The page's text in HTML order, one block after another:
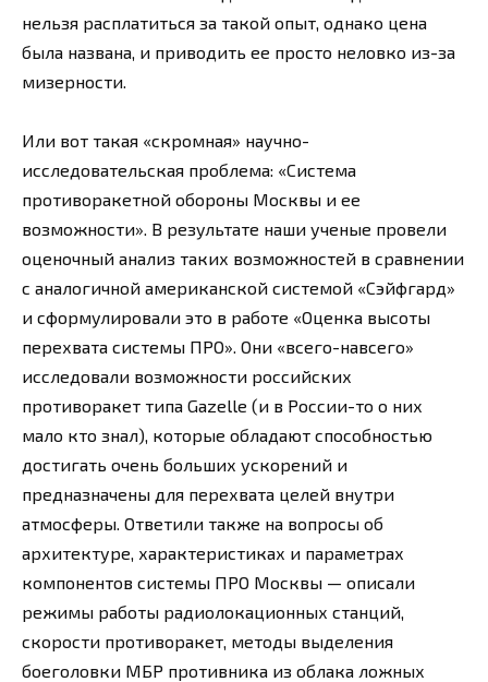
нельзя расплатиться за такой опыт, однако цена
была названа, и приводить ее просто неловко из-за
мизерности.
Или вот такая «скромная» научно-
исследовательская проблема: «Система
противоракетной обороны Москвы и ее
возможности». В результате наши ученые провели
оценочный анализ таких возможностей в сравнении
с аналогичной американской системой «Сэйфгард»
и сформулировали это в работе «Оценка высоты
перехвата системы ПРО». Они «всего-навсего»
исследовали возможности российских
противоракет типа Gazelle (и в России-то о них
мало кто знал), которые обладают способностью
достигать очень больших ускорений и
предназначены для перехвата целей внутри
атмосферы. Ответили также на вопросы об
архитектуре, характеристиках и параметрах
компонентов системы ПРО Москвы — описали
режимы работы радиолокационных станций,
скорости противоракет, методы выделения
боеголовки МБР противника из облака ложных